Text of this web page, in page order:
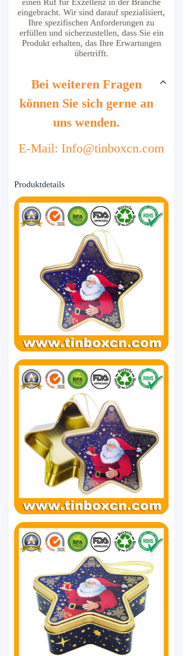
einen Ruf für Exzellenz in der Branche
eingebracht. Wir sind darauf spezialisiert,
Ihre spezifischen Anforderungen zu
erfüllen und sicherzustellen, dass Sie ein
Produkt erhalten, das Ihre Erwartungen
übertrifft.
Bei weiteren Fragen
können Sie sich gerne an
uns wenden.
E-Mail: Info@tinboxcn.com
Produktdetails